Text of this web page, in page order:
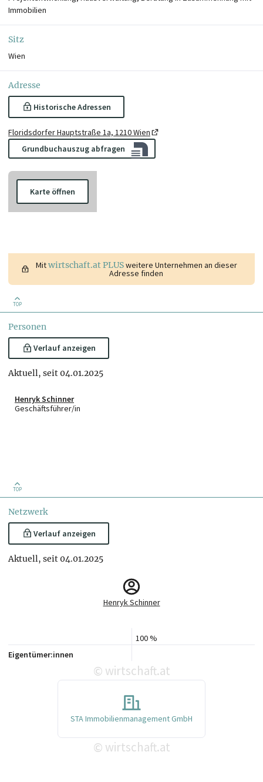
Immobilien
Sitz
Wien
Adresse
Historische Adressen
Floridsdorfer Hauptstraße 1a, 1210 Wien
Grundbuchauszug abfragen
Karte öffnen
Mitwirtschaft.at PLUSweitere Unternehmen an dieser
Adresse finden
TOP
Personen
Verlauf anzeigen
Aktuell, seit 04.01.2025
Henryk Schinner
Geschäftsführer/in
TOP
Netzwerk
Verlauf anzeigen
Aktuell, seit 04.01.2025
Henryk Schinner
100 %
Eigentümer:innen
© wirtschaft.at
STA Immobilienmanagement GmbH
© wirtschaft.at